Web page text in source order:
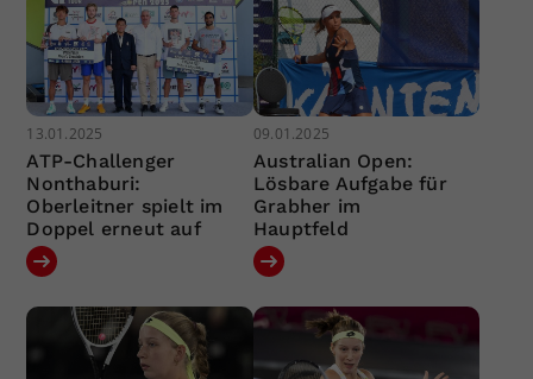
13.01.2025
ATP-Challenger
Nonthaburi:
Oberleitner spielt im
Doppel erneut auf
09.01.2025
Australian Open:
Lösbare Aufgabe für
Grabher im
Hauptfeld